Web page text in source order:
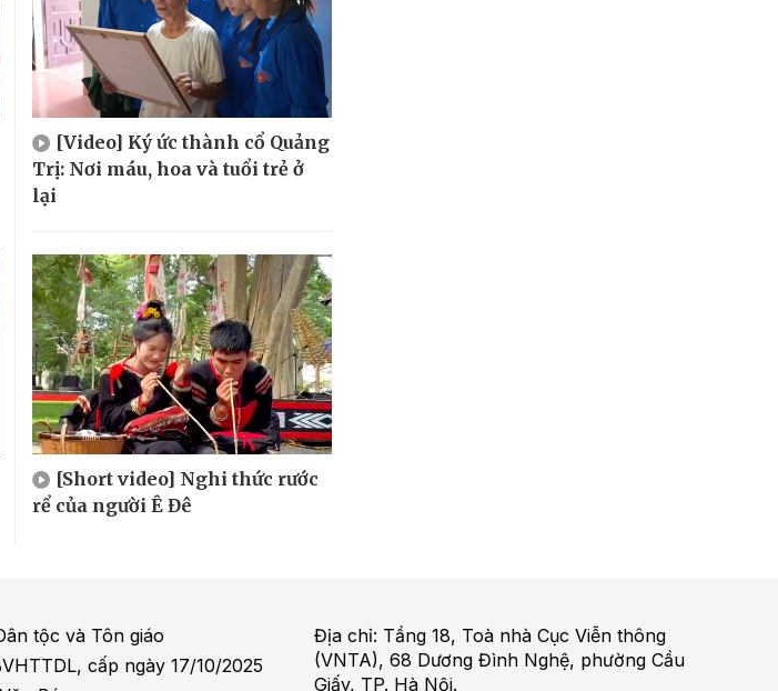
[Video] Ký ức thành cổ Quảng
Trị: Nơi máu, hoa và tuổi trẻ ở
lại
[Short video] Nghi thức rước
rể của người Ê Đê
tộc và Tôn giáo
cấp ngày 17/10/2025
Địa chỉ: Tầng 18, Toà nhà Cục Viễn thông
(VNTA), 68 Dương Đình Nghệ, phường Cầu
Giấy, TP. Hà Nội.